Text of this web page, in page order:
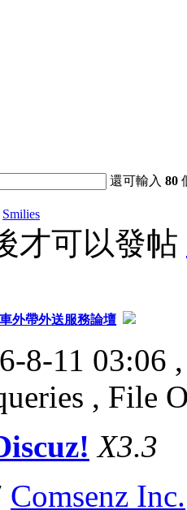
還可輸入80
Smilies
才可以發帖
外帶外送服務論壇
8-11 03:06
, File
X3.3
Comsenz Inc.